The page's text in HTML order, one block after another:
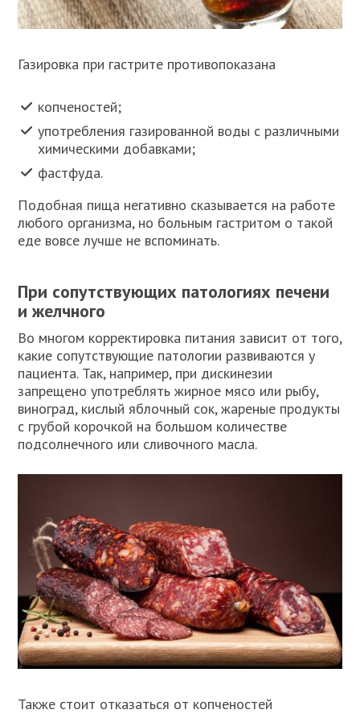
Газировка при гастрите противопоказана
копченостей;
употребления газированной воды с различными
химическими добавками;
фастфуда.
Подобная пища негативно сказывается на работе
любого организма, но больным гастритом о такой
еде вовсе лучше не вспоминать.
При сопутствующих патологиях печени
и желчного
Во многом корректировка питания зависит от того,
какие сопутствующие патологии развиваются у
пациента. Так, например, при дискинезии
запрещено употреблять жирное мясо или рыбу,
виноград, кислый яблочный сок, жареные продукты
с грубой корочкой на большом количестве
подсолнечного или сливочного масла.
Также стоит отказаться от копченостей